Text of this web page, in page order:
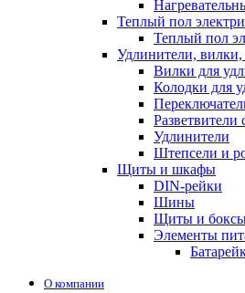
Теплый пол
Теплый пол
Удлинители, вилки,
Вилки для
Колодки для
Разветвители
Удлинители
Штепсели и
Щиты и шкафы
DIN-рейки
Шины
Щиты и
Элементы
О компании